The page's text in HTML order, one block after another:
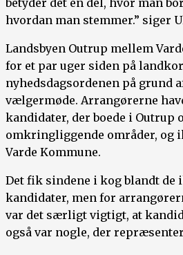
hvordan man stemmer.” siger
Landsbyen Outrup mellem
for et par uger siden på
nyhedsdagsordenen på grund
vælgermøde. Arrangørerne
kandidater, der boede i Outrup
omkringliggende områder, og
Varde Kommune.
Det fik sindene i kog blandt de
kandidater, men for
var det særligt vigtigt, at
også var nogle, der